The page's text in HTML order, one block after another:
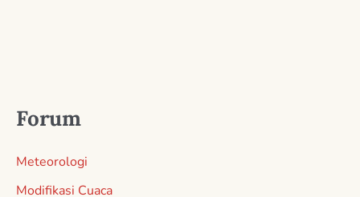
Forum
Meteorologi
Modifikasi Cuaca